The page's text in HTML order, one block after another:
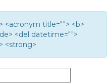
<acronym title=""> <b>
<del datetime="">
<strong>